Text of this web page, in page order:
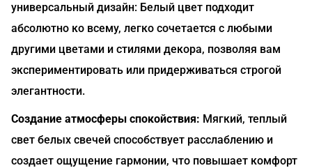
универсальный дизайн: Белый цвет подходит
абсолютно ко всему, легко сочетается с любыми
другими цветами и стилями декора, позволяя вам
экспериментировать или придерживаться строгой
элегантности.
Создание атмосферы спокойствия: Мягкий, теплый
свет белых свечей способствует расслаблению и
создает ощущение гармонии, что повышает комфорт